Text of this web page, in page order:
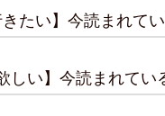
きたい】今読まれて
しい】今読まれてい